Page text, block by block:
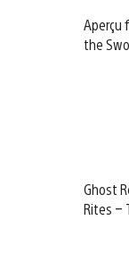
Aperçu
the
Ghost
Rites –